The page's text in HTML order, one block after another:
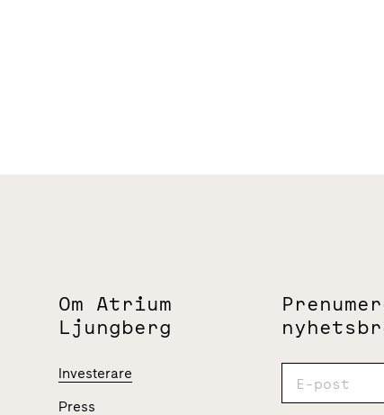
Om Atrium
Ljungberg
Investerare
Press